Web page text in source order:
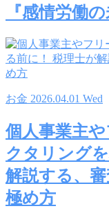
『感情労働
お金 2026.04.01 Wed
個人事業主
クタリング
解説する、
極め方